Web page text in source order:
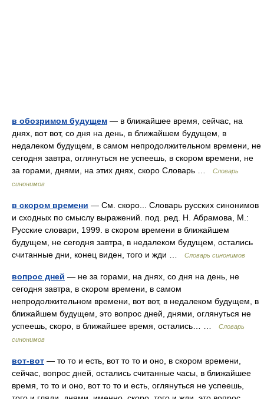
в обозримом будущем — в ближайшее время, сейчас, на
днях, вот вот, со дня на день, в ближайшем будущем, в
недалеком будущем, в самом непродолжительном времени, не
сегодня завтра, оглянуться не успеешь, в скором времени, не
за горами, днями, на этих днях, скоро Словарь …
Словарь
синонимов
в скором времени — См. скоро... Словарь русских синонимов
и сходных по смыслу выражений. под. ред. Н. Абрамова, М.:
Русские словари, 1999. в скором времени в ближайшем
будущем, не сегодня завтра, в недалеком будущем, остались
считанные дни, конец виден, того и жди …
Словарь синонимов
вопрос дней — не за горами, на днях, со дня на день, не
сегодня завтра, в скором времени, в самом
непродолжительном времени, вот вот, в недалеком будущем, в
ближайшем будущем, это вопрос дней, днями, оглянуться не
успеешь, скоро, в ближайшее время, остались… …
Словарь
синонимов
вот-вот — то то и есть, вот то то и оно, в скором времени,
сейчас, вопрос дней, остались считанные часы, в ближайшее
время, то то и оно, вот то то и есть, оглянуться не успеешь,